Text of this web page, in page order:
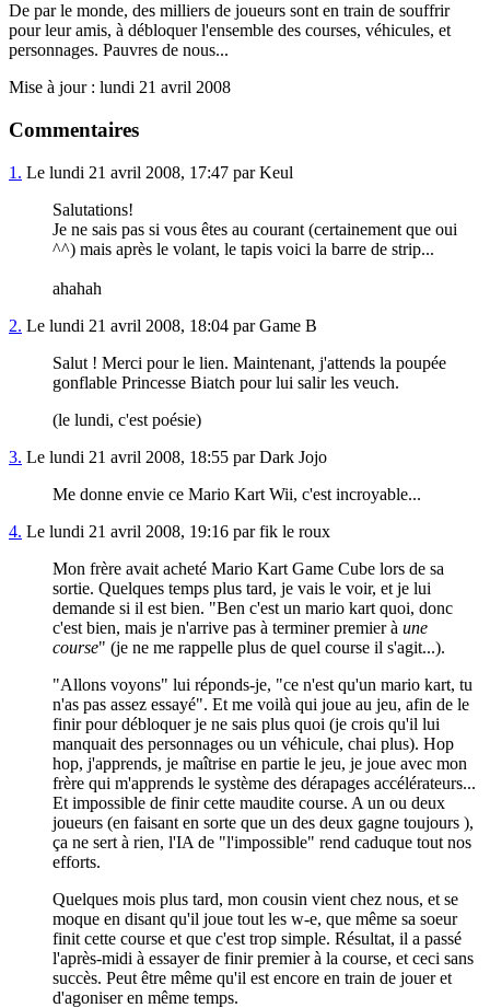
De par le monde, des milliers de joueurs sont en train de souffrir
pour leur amis, à débloquer l'ensemble des courses, véhicules, et
personnages. Pauvres de nous...
Mise à jour : lundi 21 avril 2008
Commentaires
1. Le lundi 21 avril 2008, 17:47 par Keul
Salutations!
Je ne sais pas si vous êtes au courant (certainement que oui
^^) mais après le volant, le tapis voici la barre de strip...
ahahah
2. Le lundi 21 avril 2008, 18:04 par Game B
Salut ! Merci pour le lien. Maintenant, j'attends la poupée
gonflable Princesse Biatch pour lui salir les veuch.
(le lundi, c'est poésie)
3. Le lundi 21 avril 2008, 18:55 par Dark Jojo
Me donne envie ce Mario Kart Wii, c'est incroyable...
4. Le lundi 21 avril 2008, 19:16 par fik le roux
Mon frère avait acheté Mario Kart Game Cube lors de sa
sortie. Quelques temps plus tard, je vais le voir, et je lui
demande si il est bien. "Ben c'est un mario kart quoi, donc
c'est bien, mais je n'arrive pas à terminer premier à une
course" (je ne me rappelle plus de quel course il s'agit...).
"Allons voyons" lui réponds-je, "ce n'est qu'un mario kart, tu
n'as pas assez essayé". Et me voilà qui joue au jeu, afin de le
finir pour débloquer je ne sais plus quoi (je crois qu'il lui
manquait des personnages ou un véhicule, chai plus). Hop
hop, j'apprends, je maîtrise en partie le jeu, je joue avec mon
frère qui m'apprends le système des dérapages accélérateurs...
Et impossible de finir cette maudite course. A un ou deux
joueurs (en faisant en sorte que un des deux gagne toujours ),
ça ne sert à rien, l'IA de "l'impossible" rend caduque tout nos
efforts.
Quelques mois plus tard, mon cousin vient chez nous, et se
moque en disant qu'il joue tout les w-e, que même sa soeur
finit cette course et que c'est trop simple. Résultat, il a passé
l'après-midi à essayer de finir premier à la course, et ceci sans
succès. Peut être même qu'il est encore en train de jouer et
d'agoniser en même temps.